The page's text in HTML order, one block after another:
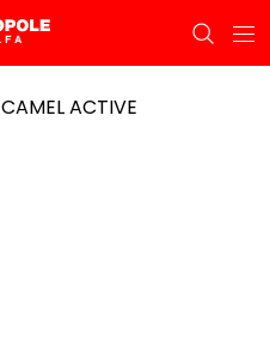
CAMEL ACTIVE